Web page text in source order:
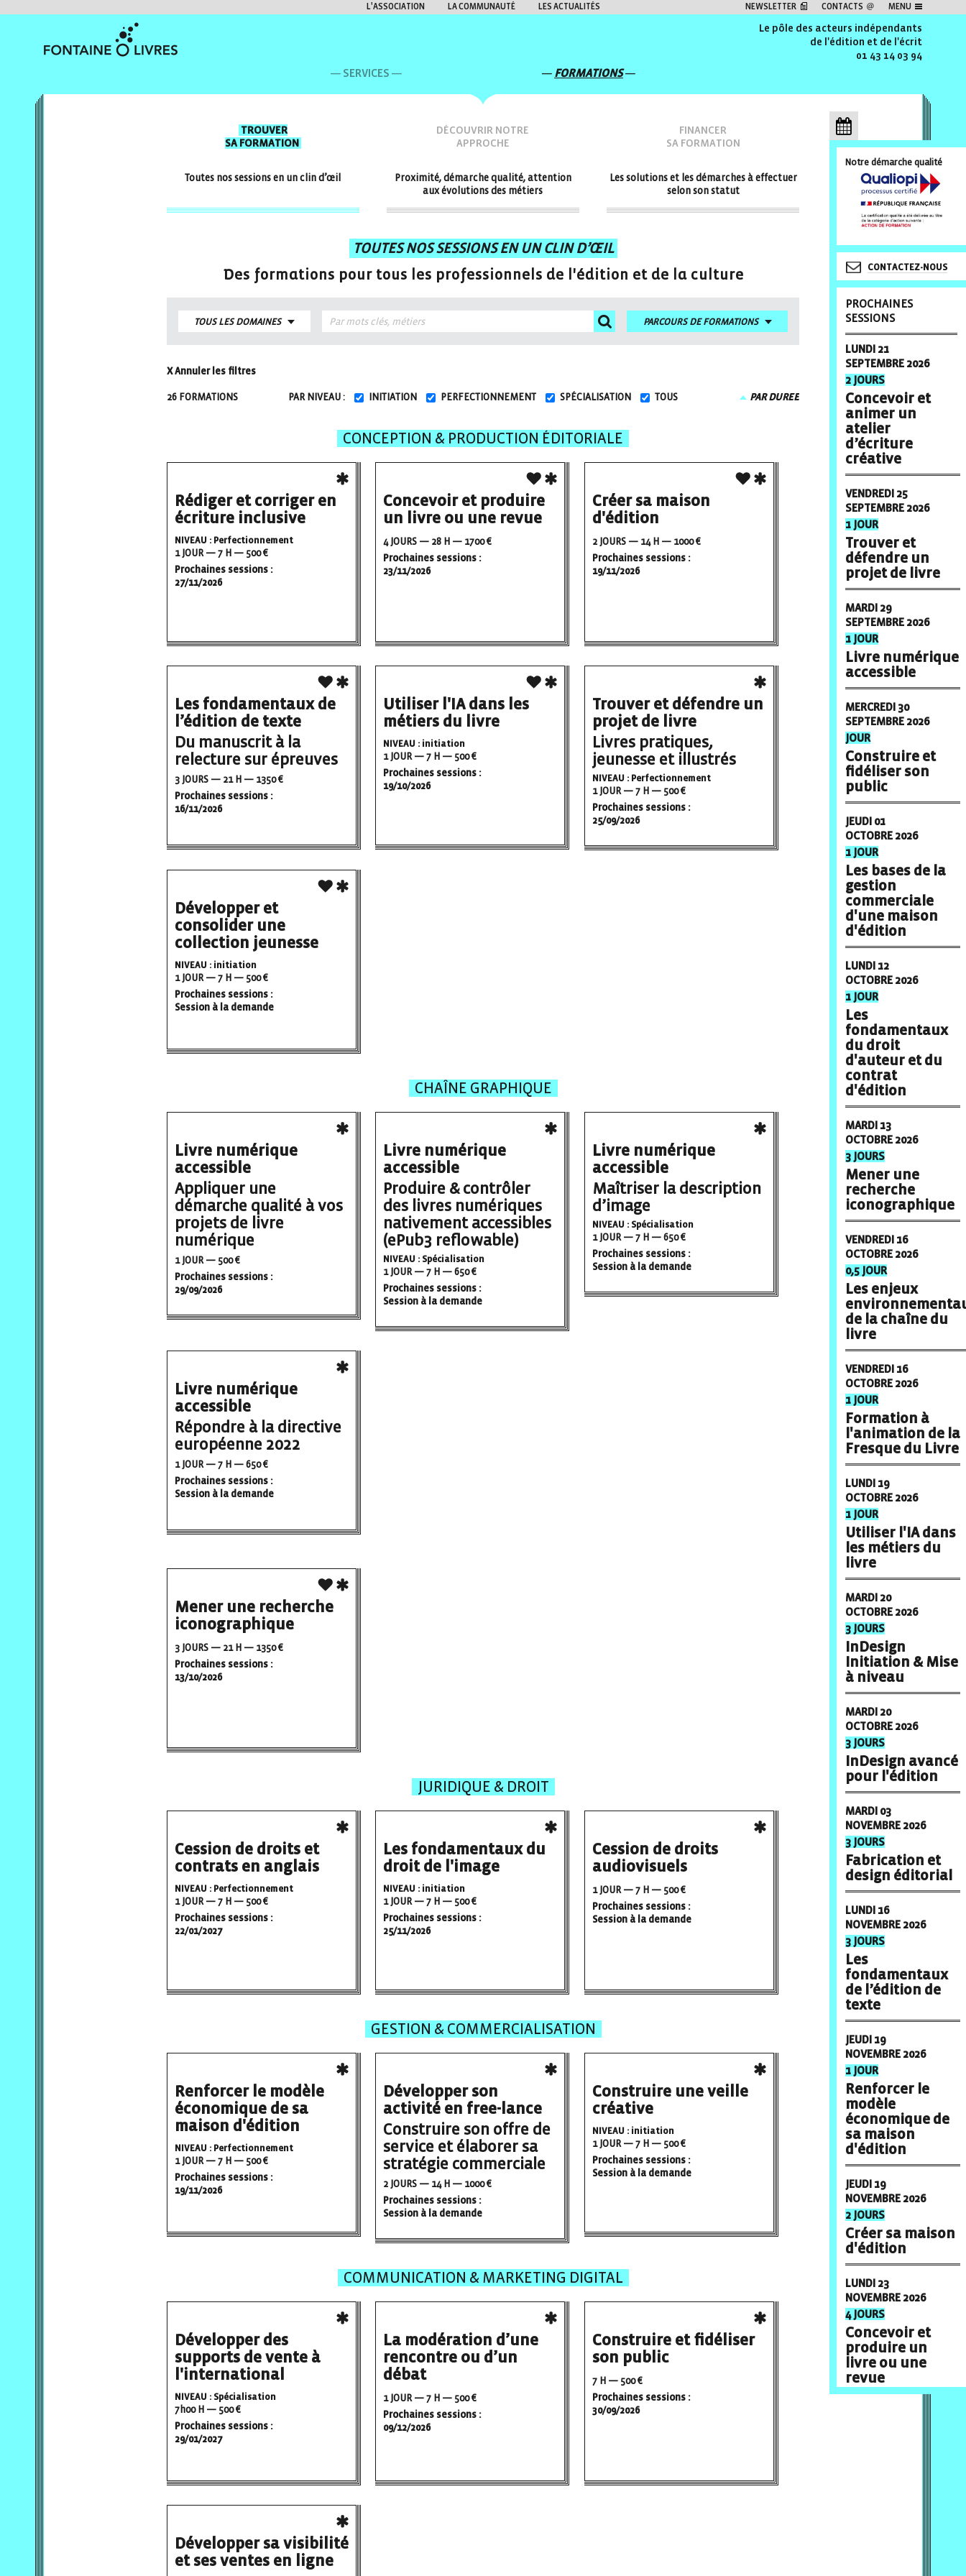
L'ASSOCIATION LA COMMUNAUTÉ LES ACTUALITÉS NEWSLETTER CONTACTS MENU
Le pôle des acteurs indépendants
de l'édition et de l'écrit
01 43 14 03 94
SERVICES FORMATIONS
Notre démarche qualité
CONTACTEZ-NOUS
PROCHAINES
SESSIONS
LUNDI 21
SEPTEMBRE 2026
2 JOURS
Concevoir et
animer un
atelier
d’écriture
créative
VENDREDI 25
SEPTEMBRE 2026
1 JOUR
Trouver et
défendre un
projet de livre
MARDI 29
SEPTEMBRE 2026
1 JOUR
Livre numérique
accessible
MERCREDI 30
SEPTEMBRE 2026
JOUR
Construire et
fidéliser son
public
JEUDI 01
OCTOBRE 2026
1 JOUR
Les bases de la
gestion
commerciale
d'une maison
d'édition
LUNDI 12
OCTOBRE 2026
1 JOUR
Les
fondamentaux
du droit
d'auteur et du
contrat
d'édition
MARDI 13
OCTOBRE 2026
3 JOURS
Mener une
recherche
iconographique
VENDREDI 16
OCTOBRE 2026
0,5 JOUR
Les enjeux
de la chaîne du
livre
VENDREDI 16
OCTOBRE 2026
1 JOUR
Formation à
l'animation de la
Fresque du Livre
LUNDI 19
OCTOBRE 2026
1 JOUR
Utiliser l'IA dans
les métiers du
livre
MARDI 20
OCTOBRE 2026
3 JOURS
InDesign
Initiation & Mise
à niveau
MARDI 20
OCTOBRE 2026
3 JOURS
InDesign avancé
pour l'édition
MARDI 03
NOVEMBRE 2026
3 JOURS
Fabrication et
design éditorial
LUNDI 16
NOVEMBRE 2026
3 JOURS
Les
fondamentaux
de l’édition de
texte
JEUDI 19
NOVEMBRE 2026
1 JOUR
Renforcer le
modèle
économique de
sa maison
d'édition
JEUDI 19
NOVEMBRE 2026
2 JOURS
Créer sa maison
d'édition
LUNDI 23
NOVEMBRE 2026
4 JOURS
Concevoir et
produire un
livre ou une
revue
TROUVER
SA FORMATION
Toutes nos sessions en un clin d’œil
DÉCOUVRIR NOTRE
APPROCHE
Proximité, démarche qualité, attention
aux évolutions des métiers
FINANCER
SA FORMATION
Les solutions et les démarches à effectuer
selon son statut
TOUTES NOS SESSIONS EN UN CLIN D’ŒIL
Des formations pour tous les professionnels de l'édition et de la culture
TOUS LES DOMAINES PARCOURS DE FORMATIONS
X Annuler les filtres
26 FORMATIONS PAR DUREE
PAR NIVEAU : INITIATION PERFECTIONNEMENT SPÉCIALISATION TOUS
CONCEPTION & PRODUCTION ÉDITORIALE
Rédiger et corriger en
écriture inclusive
NIVEAU : Perfectionnement
1 JOUR — 7 H — 500 €
Prochaines sessions :
27/11/2026
Concevoir et produire
un livre ou une revue
4 JOURS — 28 H — 1700 €
Prochaines sessions :
23/11/2026
Créer sa maison
d'édition
2 JOURS — 14 H — 1000 €
Prochaines sessions :
19/11/2026
Les fondamentaux de
l’édition de texte
Du manuscrit à la
relecture sur épreuves
3 JOURS — 21 H — 1350 €
Prochaines sessions :
16/11/2026
Utiliser l'IA dans les
métiers du livre
NIVEAU : initiation
1 JOUR — 7 H — 500 €
Prochaines sessions :
19/10/2026
Trouver et défendre un
projet de livre
Livres pratiques,
jeunesse et illustrés
NIVEAU : Perfectionnement
1 JOUR — 7 H — 500 €
Prochaines sessions :
25/09/2026
Développer et
consolider une
collection jeunesse
NIVEAU : initiation
1 JOUR — 7 H — 500 €
Prochaines sessions :
Session à la demande
CHAÎNE GRAPHIQUE
Livre numérique
accessible
Appliquer une
démarche qualité à vos
projets de livre
numérique
1 JOUR — 500 €
Prochaines sessions :
29/09/2026
Livre numérique
accessible
Produire & contrôler
des livres numériques
nativement accessibles
(ePub3 reflowable)
NIVEAU : Spécialisation
1 JOUR — 7 H — 650 €
Prochaines sessions :
Session à la demande
Livre numérique
accessible
Maîtriser la description
d’image
NIVEAU : Spécialisation
1 JOUR — 7 H — 650 €
Prochaines sessions :
Session à la demande
Livre numérique
accessible
Répondre à la directive
européenne 2022
1 JOUR — 7 H — 650 €
Prochaines sessions :
Session à la demande
Mener une recherche
iconographique
3 JOURS — 21 H — 1350 €
Prochaines sessions :
13/10/2026
JURIDIQUE & DROIT
Cession de droits et
contrats en anglais
NIVEAU : Perfectionnement
1 JOUR — 7 H — 500 €
Prochaines sessions :
22/01/2027
Les fondamentaux du
droit de l'image
NIVEAU : initiation
1 JOUR — 7 H — 500 €
Prochaines sessions :
25/11/2026
Cession de droits
audiovisuels
1 JOUR — 7 H — 500 €
Prochaines sessions :
Session à la demande
GESTION & COMMERCIALISATION
Renforcer le modèle
économique de sa
maison d'édition
NIVEAU : Perfectionnement
1 JOUR — 7 H — 500 €
Prochaines sessions :
19/11/2026
Développer son
activité en free-lance
Construire son offre de
service et élaborer sa
stratégie commerciale
2 JOURS — 14 H — 1000 €
Prochaines sessions :
Session à la demande
Construire une veille
créative
NIVEAU : initiation
1 JOUR — 7 H — 500 €
Prochaines sessions :
Session à la demande
COMMUNICATION & MARKETING DIGITAL
Développer des
supports de vente à
l'international
NIVEAU : Spécialisation
7h00 H — 500 €
Prochaines sessions :
29/01/2027
La modération d’une
rencontre ou d’un
débat
1 JOUR — 7 H — 500 €
Prochaines sessions :
09/12/2026
Construire et fidéliser
son public
7 H — 500 €
Prochaines sessions :
30/09/2026
Développer sa visibilité
et ses ventes en ligne